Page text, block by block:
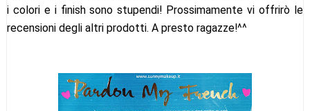
i colori e i finish sono stupendi! Prossimamente vi offrirò le
recensioni degli altri prodotti. A presto ragazze!^^